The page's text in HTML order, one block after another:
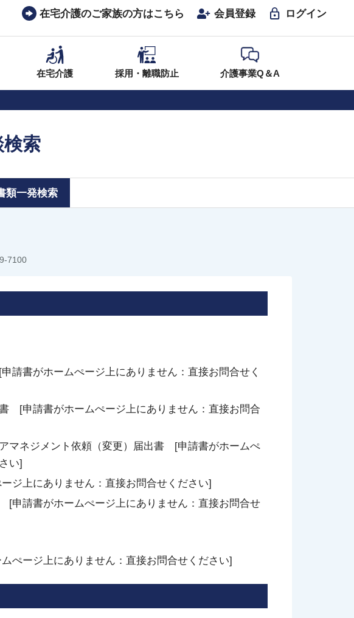
在宅介護のご家族の方はこちら 会員登録 ログイン
在宅介護 採用・離職防止 介護事業Q＆A
索
類一発検索
7100
書がホームぺージ上にありません：直接お問合せく
[申請書がホームぺージ上にありません：直接お問合
マネジメント依頼（変更）届出書 [申請書がホームぺ
い]
ジ上にありません：直接お問合せください]
申請書がホームぺージ上にありません：直接お問合せ
ぺージ上にありません：直接お問合せください]